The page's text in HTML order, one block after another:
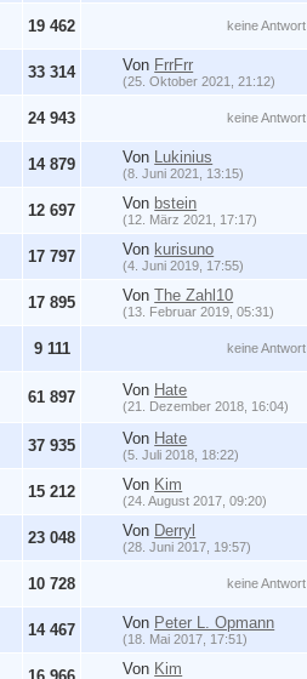
19 462 keine Antwort
33 314 Von FrrFrr
(25. Oktober 2021, 21:12)
24 943 keine Antwort
14 879 Von Lukinius
(8. Juni 2021, 13:15)
12 697 Von bstein
(12. März 2021, 17:17)
17 797 Von kurisuno
(4. Juni 2019, 17:55)
17 895 VonThe Zahl10
(13. Februar 2019, 05:31)
9 111 keine Antwort
61 897 Von Hate
(21. Dezember 2018, 16:04)
37 935 Von Hate
(5. Juli 2018, 18:22)
15 212 Von Kim
(24. August 2017, 09:20)
23 048 Von Derryl
(28. Juni 2017, 19:57)
10 728 keine Antwort
14 467 Von Peter L. Opmann
(18. Mai 2017, 17:51)
Von Kim